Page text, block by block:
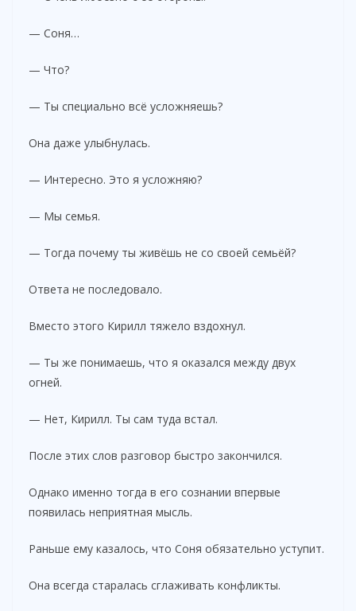
— Соня…
— Что?
— Ты специально всё усложняешь?
Она даже улыбнулась.
— Интересно. Это я усложняю?
— Мы семья.
— Тогда почему ты живёшь не со своей семьёй?
Ответа не последовало.
Вместо этого Кирилл тяжело вздохнул.
— Ты же понимаешь, что я оказался между двух
огней.
— Нет, Кирилл. Ты сам туда встал.
После этих слов разговор быстро закончился.
Однако именно тогда в его сознании впервые
появилась неприятная мысль.
Раньше ему казалось, что Соня обязательно уступит.
Она всегда старалась сглаживать конфликты.